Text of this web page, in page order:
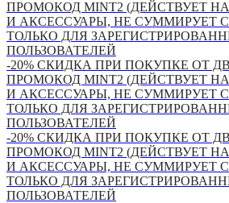
ПРОМОКОД MINT2 (ДЕЙСТВУЕТ
И АКСЕССУАРЫ, НЕ СУММИРУЕТ
ТОЛЬКО ДЛЯ
ПОЛЬЗОВАТЕЛЕЙ
-20% СКИДКА ПРИ ПОКУПКЕ ОТ
ПРОМОКОД MINT2 (ДЕЙСТВУЕТ
И АКСЕССУАРЫ, НЕ СУММИРУЕТ
ТОЛЬКО ДЛЯ
ПОЛЬЗОВАТЕЛЕЙ
-20% СКИДКА ПРИ ПОКУПКЕ ОТ
ПРОМОКОД MINT2 (ДЕЙСТВУЕТ
И АКСЕССУАРЫ, НЕ СУММИРУЕТ
ТОЛЬКО ДЛЯ
ПОЛЬЗОВАТЕЛЕЙ